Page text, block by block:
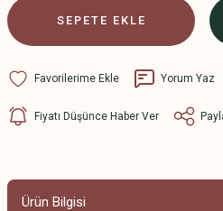
SEPETE EKLE
Yorum Yaz
Fiyatı Düşünce Haber Ver
Ürün Bilgisi